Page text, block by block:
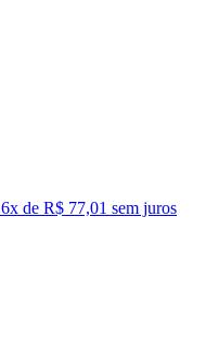
6x de R$ 77,01 sem juros